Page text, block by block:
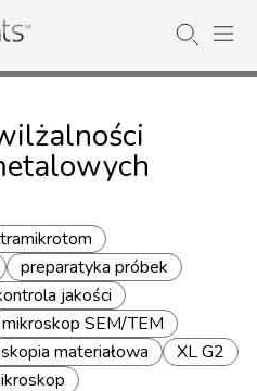
preparatyka próbek
jakości
mikroskop SEM/TEM
materiałowa
XL G2